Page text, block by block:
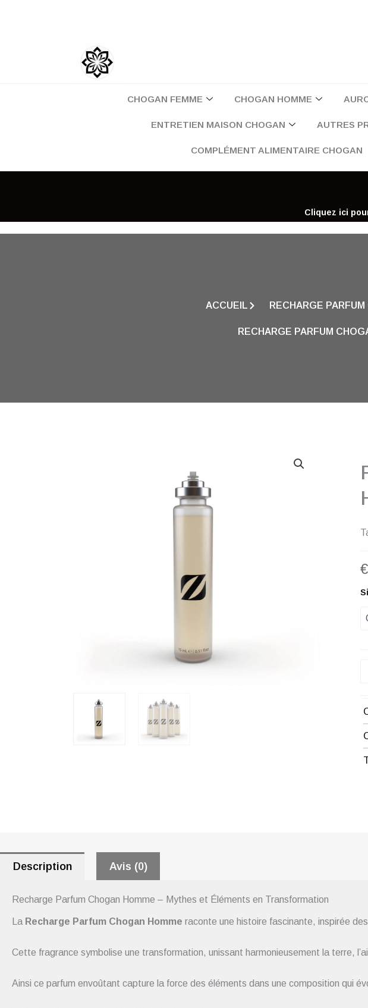
CHOGAN FEMME CHOGAN HOMME
ENTRETIEN MAISON CHOGAN AUTRES
COMPLÉMENT ALIMENTAIRE CHOGAN
Cliquez ici
ACCUEIL RECHARGE
RECHARGE PARFUM
€
Description Avis (0)
Recharge Parfum Chogan Homme – Mythes et Éléments en Transformation
La Recharge Parfum Chogan Homme raconte une histoire fascinante, inspirée
Cette fragrance symbolise une transformation, unissant harmonieusement la terre,
Ainsi ce parfum envoûtant capture la force des éléments dans une composition qui